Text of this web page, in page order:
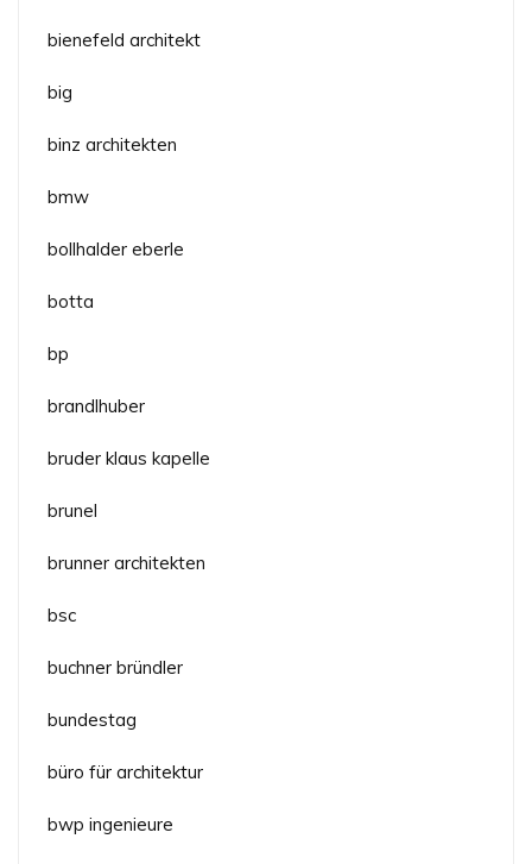
bienefeld architekt
big
binz architekten
bmw
bollhalder eberle
botta
bp
brandlhuber
bruder klaus kapelle
brunel
brunner architekten
bsc
buchner bründler
bundestag
büro für architektur
bwp ingenieure